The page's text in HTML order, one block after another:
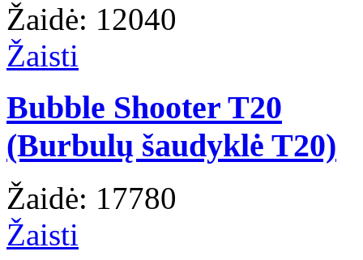
Žaidė: 12040
Žaisti
Bubble Shooter T20
(Burbulų šaudyklė T20)
Žaidė: 17780
Žaisti